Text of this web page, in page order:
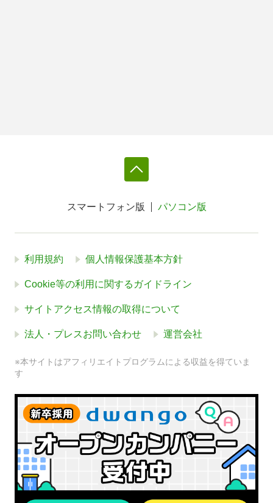
スマートフォン版 パソコン版
利用規約 個人情報保護基本方針
Cookie等の利用に関するガイドライン
サイトアクセス情報の取得について
法人・プレスお問い合わせ 運営会社
※本サイトはアフィリエイトプログラムによる収益を得ていま
す